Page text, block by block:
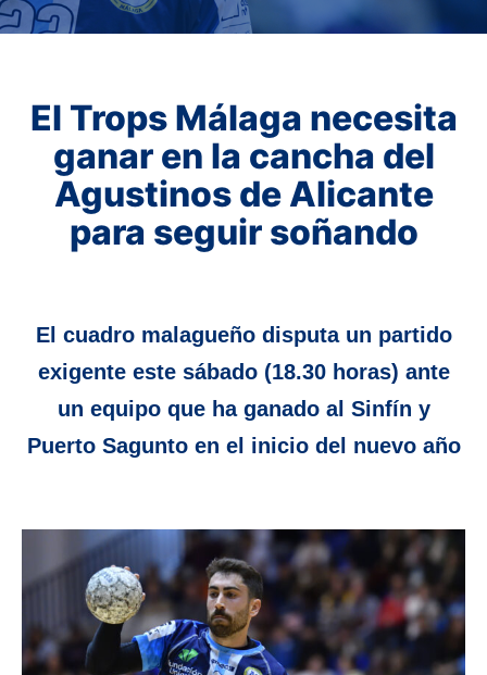
El Trops Málaga necesita
ganar en la cancha del
Agustinos de Alicante
para seguir soñando
El cuadro malagueño disputa un partido
exigente este sábado (18.30 horas) ante
un equipo que ha ganado al Sinfín y
Puerto Sagunto en el inicio del nuevo año